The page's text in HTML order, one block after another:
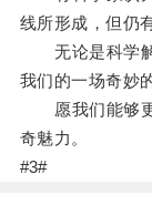
线所形成，但仍
无论是科学解
我们的一场奇妙
愿我们能够更
奇魅力。
#3#